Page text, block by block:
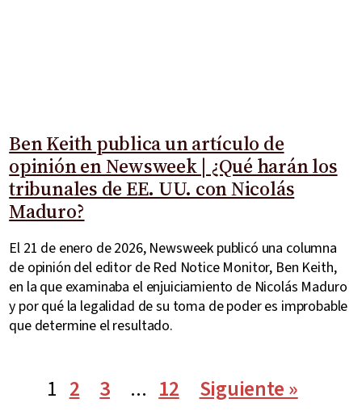
Ben Keith publica un artículo de
opinión en Newsweek | ¿Qué harán los
tribunales de EE. UU. con Nicolás
Maduro?
El 21 de enero de 2026, Newsweek publicó una columna
de opinión del editor de Red Notice Monitor, Ben Keith,
en la que examinaba el enjuiciamiento de Nicolás Maduro
y por qué la legalidad de su toma de poder es improbable
que determine el resultado.
1 2 3 ... 12 Siguiente »